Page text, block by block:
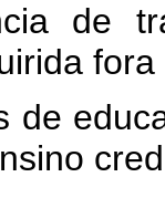
de
de